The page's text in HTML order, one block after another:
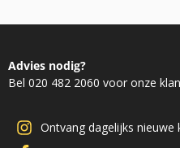
Advies nodig?
Bel 020 482 2060 voor onze
Ontvang dagelijks